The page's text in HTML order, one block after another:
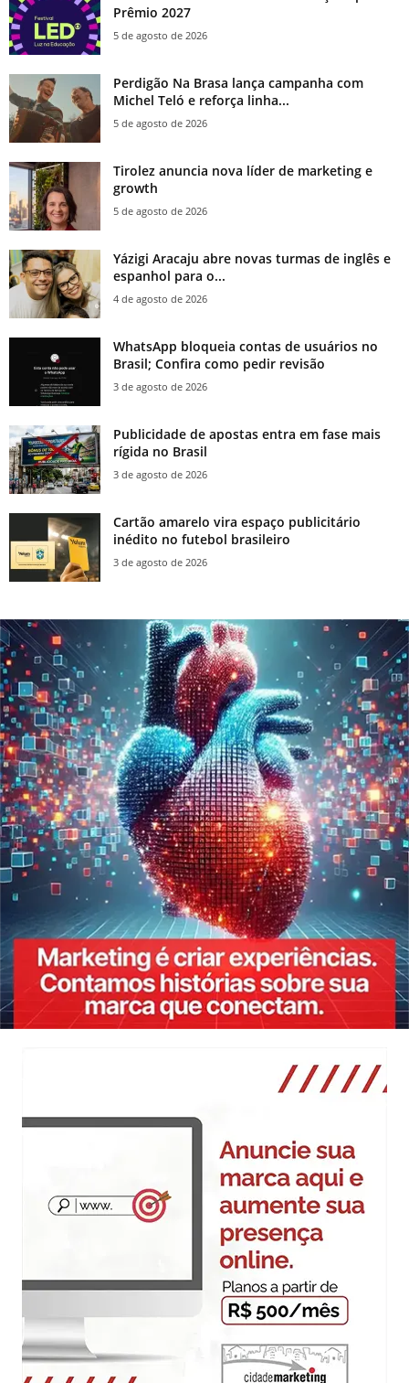
Prêmio 2027
5 de agosto de 2026
Perdigão Na Brasa lança campanha com
Michel Teló e reforça linha...
5 de agosto de 2026
Tirolez anuncia nova líder de marketing e
growth
5 de agosto de 2026
Yázigi Aracaju abre novas turmas de inglês e
espanhol para o...
4 de agosto de 2026
WhatsApp bloqueia contas de usuários no
Brasil; Confira como pedir revisão
3 de agosto de 2026
Publicidade de apostas entra em fase mais
rígida no Brasil
3 de agosto de 2026
Cartão amarelo vira espaço publicitário
inédito no futebol brasileiro
3 de agosto de 2026